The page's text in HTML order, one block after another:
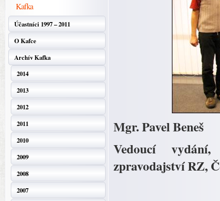
Kafka
Účastníci 1997 – 2011
O Kafce
Archív Kafka
2014
2013
2012
2011
2010
2009
2008
2007
Mgr. Pavel Beneš
Vedoucí
zpravodajství RZ,